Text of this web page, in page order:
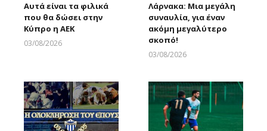
Αυτά είναι τα φιλικά
που θα δώσει στην
Κύπρο η ΑΕΚ
03/08/2026
Λάρνακα: Μια μεγάλη
συναυλία, για έναν
ακόμη μεγαλύτερο
σκοπό!
03/08/2026